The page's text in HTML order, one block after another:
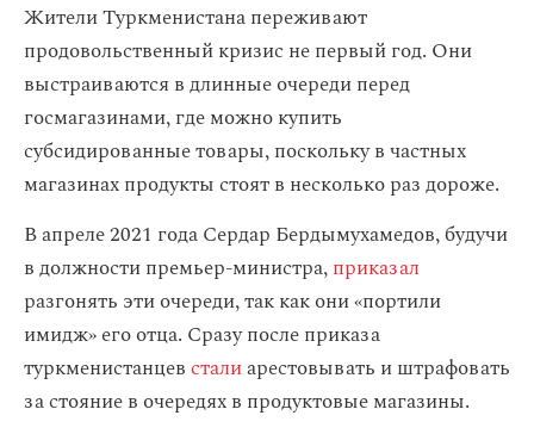
Жители Туркменистана переживают
продовольственный кризис не первый год. Они
выстраиваются в длинные очереди перед
госмагазинами, где можно купить
субсидированные товары, поскольку в частных
магазинах продукты стоят в несколько раз дороже.
В апреле 2021 года Сердар Бердымухамедов, будучи
в должности премьер-министра,приказал
разгонять эти очереди, так как они «портили
имидж» его отца. Сразу после приказа
туркменистанцевсталиарестовывать и штрафовать
за стояние в очередях в продуктовые магазины.